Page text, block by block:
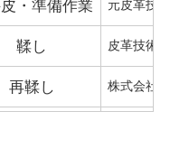
・準備作業 元皮革技
鞣し 皮革技術
再鞣し 株式会社